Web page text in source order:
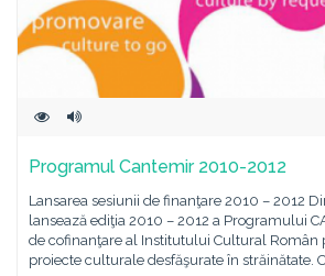
Programul Cantemir 2010-2012
Lansarea sesiunii de finanţare 2010 – 2012
lansează ediţia 2010 – 2012 a Programului
de cofinanţare al Institutului Cultural Român
proiecte culturale desfăşurate în străinătate.